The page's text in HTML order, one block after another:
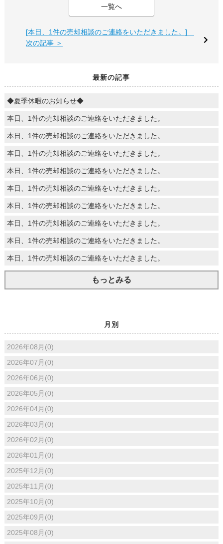
一覧へ
[本日、1件の売却相談のご連絡をいただきました。]
次の記事 ＞
最新の記事
◆夏季休暇のお知らせ◆
本日、1件の売却相談のご連絡をいただきました。
本日、1件の売却相談のご連絡をいただきました。
本日、1件の売却相談のご連絡をいただきました。
本日、1件の売却相談のご連絡をいただきました。
本日、1件の売却相談のご連絡をいただきました。
本日、1件の売却相談のご連絡をいただきました。
本日、1件の売却相談のご連絡をいただきました。
本日、1件の売却相談のご連絡をいただきました。
本日、1件の売却相談のご連絡をいただきました。
もっとみる
月別
2026年08月(0)
2026年07月(0)
2026年06月(0)
2026年05月(0)
2026年04月(0)
2026年03月(0)
2026年02月(0)
2026年01月(0)
2025年12月(0)
2025年11月(0)
2025年10月(0)
2025年09月(0)
2025年08月(0)